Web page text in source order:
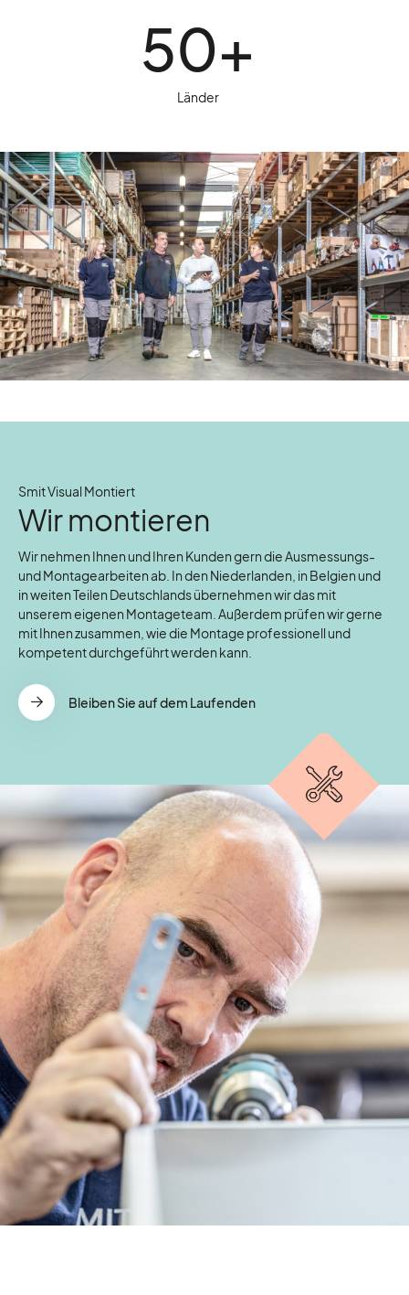
50+
Länder
Smit Visual Montiert
Wir montieren
Wir nehmen Ihnen und Ihren Kunden gern die Ausmessungs-
und Montagearbeiten ab. In den Niederlanden, in Belgien und
in weiten Teilen Deutschlands übernehmen wir das mit
unserem eigenen Montageteam. Außerdem prüfen wir gerne
mit Ihnen zusammen, wie die Montage professionell und
kompetent durchgeführt werden kann.
Bleiben Sie auf dem Laufenden